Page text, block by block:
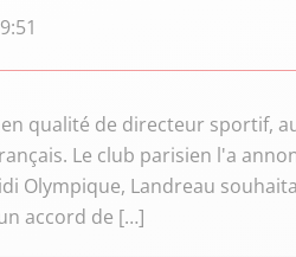
qualité de directeur sportif,
Le club parisien l'a
Olympique, Landreau
accord de […]